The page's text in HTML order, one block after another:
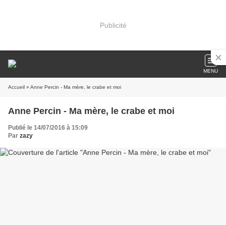
Publicité
MENU
Accueil » Anne Percin - Ma mère, le crabe et moi
Anne Percin - Ma mère, le crabe et moi
Publié le 14/07/2016 à 15:09
Par zazy